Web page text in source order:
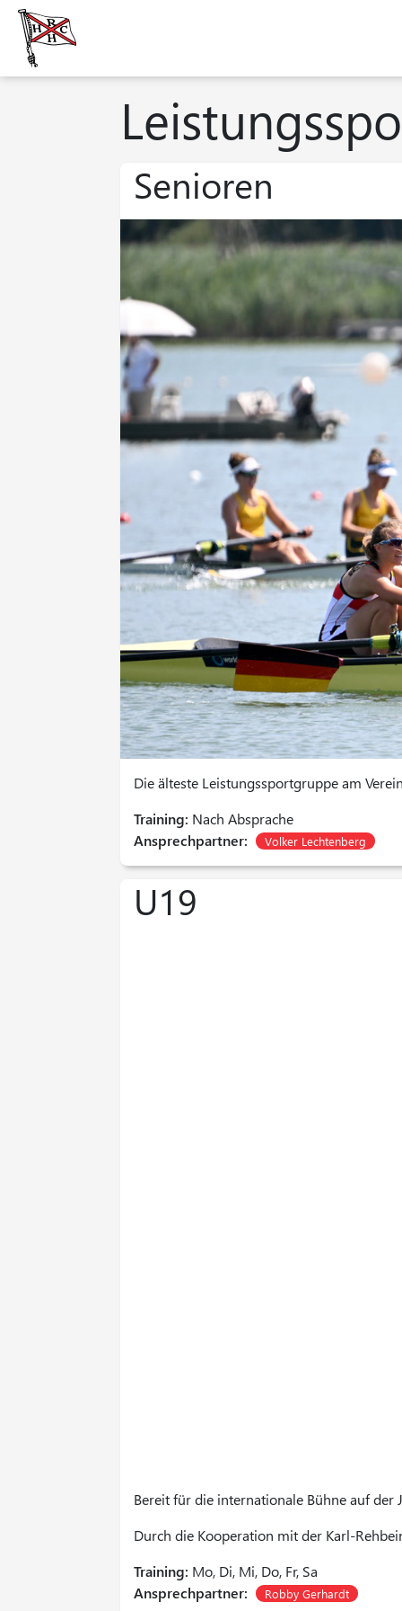
Senioren
Die älteste Leistungssportgruppe am
Training: Nach Absprache
Ansprechpartner:
Volker Lechtenberg
U19
Bereit für die internationale Bühne auf
Durch die Kooperation mit der Karl-
Training: Mo, Di, Mi, Do, Fr, Sa
Ansprechpartner:
Robby Gerhardt